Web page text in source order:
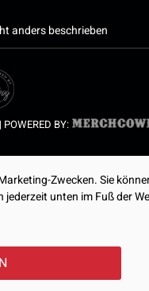
anders beschrieben
BY:
Zwecken. Sie
unten im Fuß